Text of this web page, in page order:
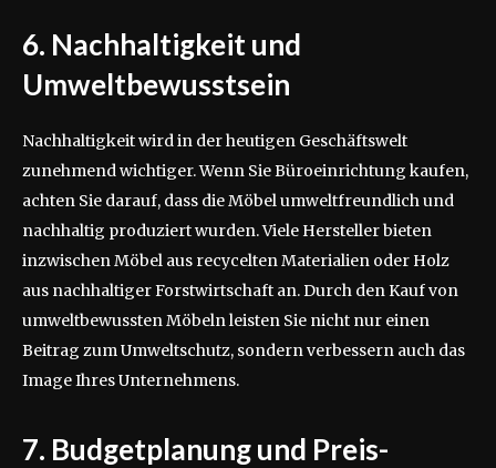
6. Nachhaltigkeit und
Umweltbewusstsein
Nachhaltigkeit wird in der heutigen Geschäftswelt
zunehmend wichtiger. Wenn Sie Büroeinrichtung kaufen,
achten Sie darauf, dass die Möbel umweltfreundlich und
nachhaltig produziert wurden. Viele Hersteller bieten
inzwischen Möbel aus recycelten Materialien oder Holz
aus nachhaltiger Forstwirtschaft an. Durch den Kauf von
umweltbewussten Möbeln leisten Sie nicht nur einen
Beitrag zum Umweltschutz, sondern verbessern auch das
Image Ihres Unternehmens.
7. Budgetplanung und Preis-